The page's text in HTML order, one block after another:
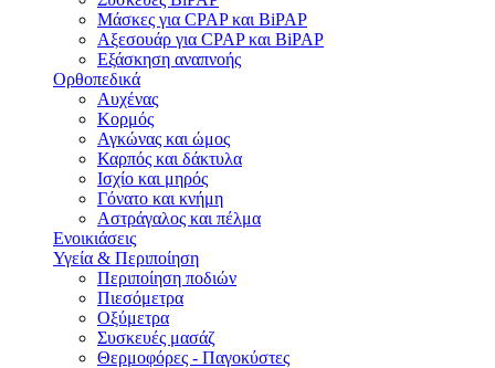
Μάσκες για CPAP και BiPAP
Αξεσουάρ για CPAP και BiPAP
Εξάσκηση αναπνοής
Ορθοπεδικά
Αυχένας
Κορμός
Αγκώνας και ώμος
Καρπός και δάκτυλα
Ισχίο και μηρός
Γόνατο και κνήμη
Αστράγαλος και πέλμα
Ενοικιάσεις
Υγεία & Περιποίηση
Περιποίηση ποδιών
Πιεσόμετρα
Οξύμετρα
Συσκευές μασάζ
Θερμοφόρες - Παγοκύστες